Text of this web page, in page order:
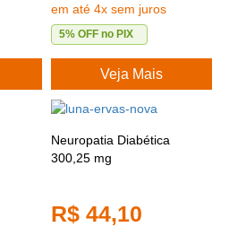
em até 4x sem juros
5% OFF no PIX
Veja Mais
Neuropatia Diabética
300,25 mg
R$ 44,10